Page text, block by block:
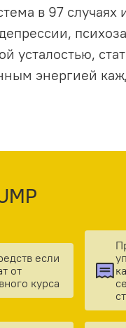
в 97 случаях
усталостью,
энергией
если
от
курса